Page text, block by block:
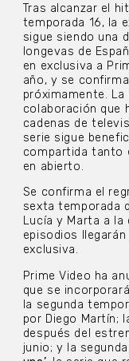
Tras alcanzar el
temporada 16, la
sigue siendo una
longevas de
en exclusiva a
año, y se
próximamente.
colaboración que
cadenas de
serie sigue
compartida tanto
en abierto.
Se confirma el
sexta temporada
Lucía y Marta a la
episodios
exclusiva.
Prime Video ha
que se
la segunda
por Diego Martín;
después del
junio; y la